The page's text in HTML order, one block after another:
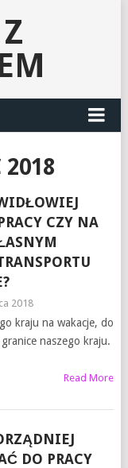
2018
CZY NA
2018
kraju na wakacje, do
naszego kraju.
Read More
DO PRACY